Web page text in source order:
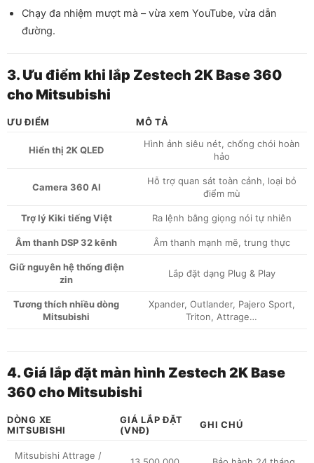
Chạy đa nhiệm mượt mà – vừa xem YouTube, vừa dẫn
đường.
3. Ưu điểm khi lắp Zestech 2K Base 360
cho Mitsubishi
ƯU ĐIỂM MÔ TẢ
Hiển thị 2K QLED
Hình ảnh siêu nét, chống chói hoàn
hảo
Camera 360 AI
Hỗ trợ quan sát toàn cảnh, loại bỏ
điểm mù
Trợ lý Kiki tiếng Việt Ra lệnh bằng giọng nói tự nhiên
Âm thanh DSP 32 kênh Âm thanh mạnh mẽ, trung thực
Giữ nguyên hệ thống điện
zin
Lắp đặt dạng Plug & Play
Tương thích nhiều dòng
Mitsubishi
Xpander, Outlander, Pajero Sport,
Triton, Attrage…
4. Giá lắp đặt màn hình Zestech 2K Base
360 cho Mitsubishi
DÒNG XE
MITSUBISHI
GIÁ LẮP ĐẶT
(VNĐ)
GHI CHÚ
Mitsubishi Attrage /